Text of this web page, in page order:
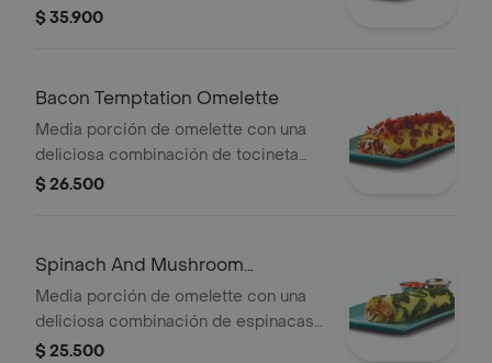
carne de res, queso americano,
$ 35.900
Bacon Temptation Omelette
Media porción de omelette con una
deliciosa combinación de tocineta
picada, una rica salsa de quesos jack
$ 26.500
Spinach And Mushroom
Omelette
Media porción de omelette con una
deliciosa combinación de espinacas
frescas, champiñones, cebolla y
$ 25.500